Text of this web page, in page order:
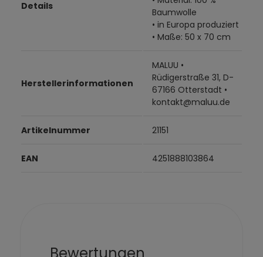
Details
Baumwolle
• in Europa produziert
• Maße: 50 x 70 cm
Herstellerinformationen
MALUU •
Rüdigerstraße 31, D-
67166 Otterstadt •
kontakt@maluu.de
Artikelnummer 21151
EAN 4251888103864
Bewertungen